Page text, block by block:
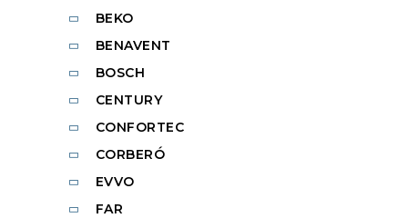
BEKO
BENAVENT
BOSCH
CENTURY
CONFORTEC
CORBERÓ
EVVO
FAR